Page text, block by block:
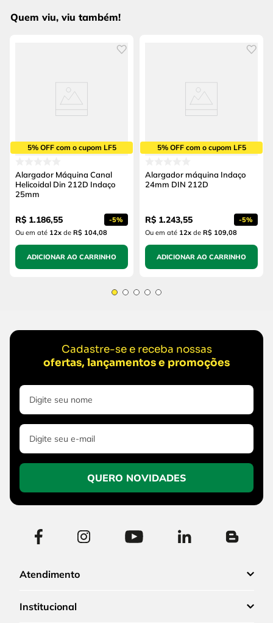
Quem viu, viu também!
5% OFF com o cupom LF5
Alargador Máquina Canal
Helicoidal Din 212D Indaço
25mm
R$ 1.186,55 -5%
Ou em até 12x de R$ 104,08
ADICIONAR AO CARRINHO
5% OFF com o cupom LF5
Alargador máquina Indaço
24mm DIN 212D
R$ 1.243,55 -5%
Ou em até 12x de R$ 109,08
ADICIONAR AO CARRINHO
Cadastre-se e receba nossas
ofertas, lançamentos e promoções
QUERO NOVIDADES
Atendimento
Institucional